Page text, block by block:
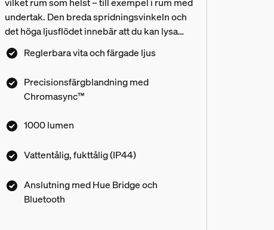
undertak. Den breda spridningsvinkeln och
det höga ljusflödet innebär att du kan lysa
upp ännu större utrymmen.
Reglerbara vita och färgade ljus
Precisionsfärgblandning med
Chromasync™
1000 lumen
Vattentålig, fukttålig (IP44)
Anslutning med Hue Bridge och
Bluetooth